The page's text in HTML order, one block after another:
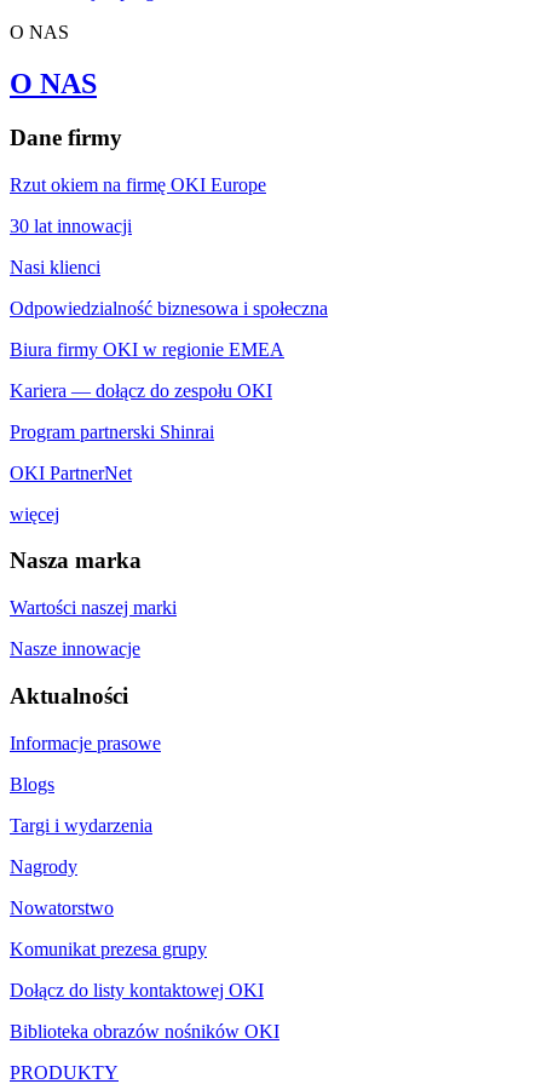
O NAS
O NAS
Dane firmy
Rzut okiem na firmę OKI Europe
30 lat innowacji
Nasi klienci
Odpowiedzialność biznesowa i społeczna
Biura firmy OKI w regionie EMEA
Kariera — dołącz do zespołu OKI
Program partnerski Shinrai
OKI PartnerNet
więcej
Nasza marka
Wartości naszej marki
Nasze innowacje
Aktualności
Informacje prasowe
Blogs
Targi i wydarzenia
Nagrody
Nowatorstwo
Komunikat prezesa grupy
Dołącz do listy kontaktowej OKI
Biblioteka obrazów nośników OKI
PRODUKTY